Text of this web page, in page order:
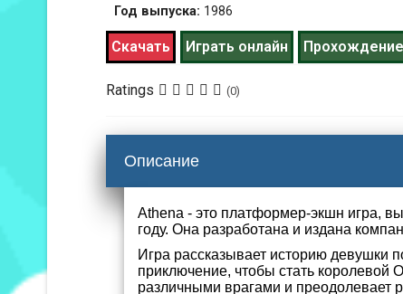
Год выпуска: 1986
Скачать Играть онлайн Прохождение
Ratings (0)
Описание
Athena - это платформер-экшн игра,
году. Она разработана и издана
Игра рассказывает историю девушки
приключение, чтобы стать королевой
различными врагами и преодолевает